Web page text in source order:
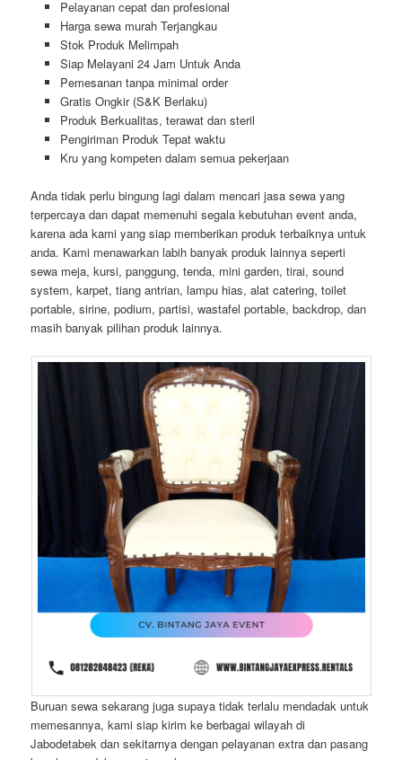
Pelayanan cepat dan profesional
Harga sewa murah Terjangkau
Stok Produk Melimpah
Siap Melayani 24 Jam Untuk Anda
Pemesanan tanpa minimal order
Gratis Ongkir (S&K Berlaku)
Produk Berkualitas, terawat dan steril
Pengiriman Produk Tepat waktu
Kru yang kompeten dalam semua pekerjaan
Anda tidak perlu bingung lagi dalam mencari jasa sewa yang
terpercaya dan dapat memenuhi segala kebutuhan event anda,
karena ada kami yang siap memberikan produk terbaiknya untuk
anda. Kami menawarkan labih banyak produk lainnya seperti
sewa meja, kursi, panggung, tenda, mini garden, tirai, sound
system, karpet, tiang antrian, lampu hias, alat catering, toilet
portable, sirine, podium, partisi, wastafel portable, backdrop, dan
masih banyak pilihan produk lainnya.
Buruan sewa sekarang juga supaya tidak terlalu mendadak untuk
memesannya, kami siap kirim ke berbagai wilayah di
Jabodetabek dan sekitarnya dengan pelayanan extra dan pasang